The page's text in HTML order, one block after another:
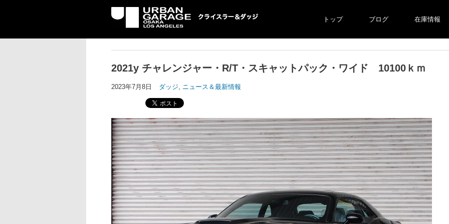
UG クライスラー＆ダ
ッジ専門店
トップ ブログ 在庫情報
2021y チャレンジャー・R/T・スキャットパック・ワイド 10100ｋｍ
2023年7月8日 ダッジ, ニュース＆最新情報